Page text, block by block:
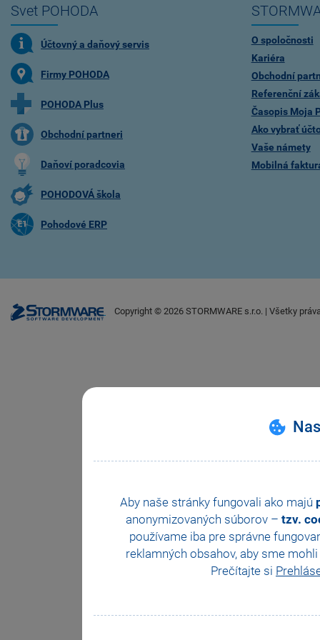
Aby naše stránky fungovali ako majú
anonymizovaných súborov – tzv.
používame iba pre správne
reklamných obsahov, aby sme
Prečítajte si
Svet POHODA
Účtovný a daňový servis
Firmy POHODA
POHODA Plus
Obchodní partneri
Daňoví poradcovia
POHODOVÁ škola
Pohodové ERP
O spoločnosti
Kariéra
Obchodní
Referenční
Časopis Moja
Ako vybrať
Vaše námety
Mobilná
Copyright © 2026 STORMWARE s.r.o. | Všetky